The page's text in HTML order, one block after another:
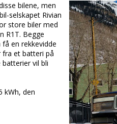
bilene, men
selskapet Rivian
store biler med
R1T. Begge
en rekkevidde
fra et batteri på
batterier vil bli
kWh, den